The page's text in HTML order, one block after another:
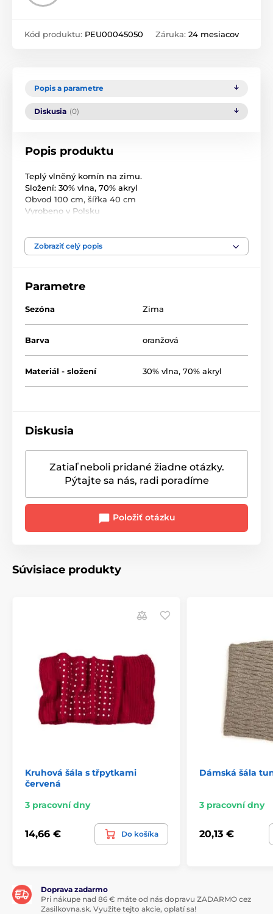
Kód produktu: PEU00045050 Záruka: 24 mesiacov
Popis a parametre
Diskusia (0)
Popis produktu
Teplý vlněný komín na zimu.
Složení: 30% vlna, 70% akryl
Obvod 100 cm, šířka 40 cm
Vyrobeno v Polsku
Zobraziť celý popis
Parametre
Sezóna Zima
Barva oranžová
Materiál - složení 30% vlna, 70% akryl
Diskusia
Zatiaľ neboli pridané žiadne otázky.
Pýtajte sa nás, radi poradíme
Položiť otázku
Súvisiace produkty
Kruhová šála s třpytkami
červená
3 pracovní dny
14,66 € Do košíka
Dámská šála
3 pracovní dny
20,13 €
Doprava zadarmo
Pri nákupe nad 86 € máte od nás dopravu ZADARMO cez
Zasilkovna.sk. Využite tejto akcie, oplatí sa!